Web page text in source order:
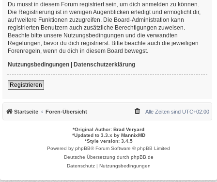
Du musst in diesem Forum registriert sein, um dich anmelden zu können.
Die Registrierung ist in wenigen Augenblicken erledigt und ermöglicht dir,
auf weitere Funktionen zuzugreifen. Die Board-Administration kann
registrierten Benutzern auch zusätzliche Berechtigungen zuweisen.
Beachte bitte unsere Nutzungsbedingungen und die verwandten
Regelungen, bevor du dich registrierst. Bitte beachte auch die jeweiligen
Forenregeln, wenn du dich in diesem Board bewegst.
Nutzungsbedingungen | Datenschutzerklärung
Registrieren
Startseite Foren-Übersicht Alle Zeiten sind UTC+02:00
*Original Author: Brad Veryard
*Updated to 3.3.x by MannixMD
*Style version: 3.4.5
Powered by phpBB® Forum Software © phpBB Limited
Deutsche Übersetzung durch phpBB.de
Datenschutz| Nutzungsbedingungen